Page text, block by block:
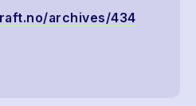
archives/434